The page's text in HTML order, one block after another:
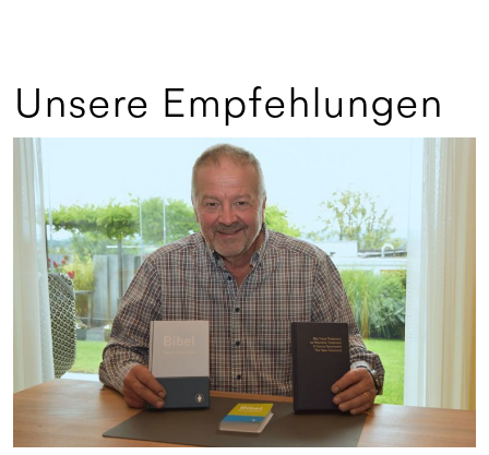
Unsere Empfehlungen